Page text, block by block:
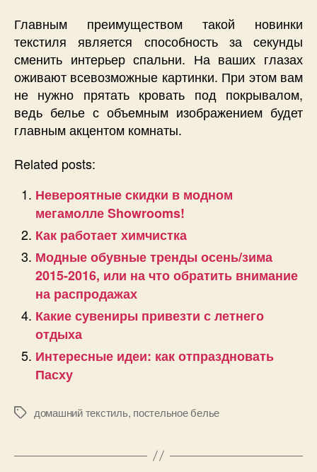
Главным преимуществом такой новинки
текстиля является способность за секунды
сменить интерьер спальни. На ваших глазах
оживают всевозможные картинки. При этом вам
не нужно прятать кровать под покрывалом,
ведь белье с объемным изображением будет
главным акцентом комнаты.
Related posts:
Невероятные скидки в модном
мегамолле Showrooms!
Как работает химчистка
Модные обувные тренды осень/зима
2015-2016, или на что обратить внимание
на распродажах
Какие сувениры привезти с летнего
отдыха
Интересные идеи: как отпраздновать
Пасху
Позначкидомашний текстиль, постельное белье